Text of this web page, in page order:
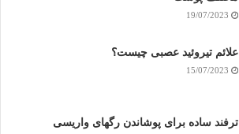
19/07/2023
علائم تیروئید عصبی چیست؟
15/07/2023
ترفند ساده برای پوشاندن رگهای واریسی